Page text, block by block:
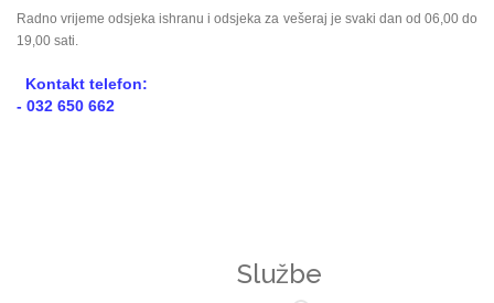
Radno vrijeme odsjeka ishranu i odsjeka za vešeraj je svaki dan od 06,00 do
19,00 sati.
Kontakt telefon:
- 032 650 662
Službe